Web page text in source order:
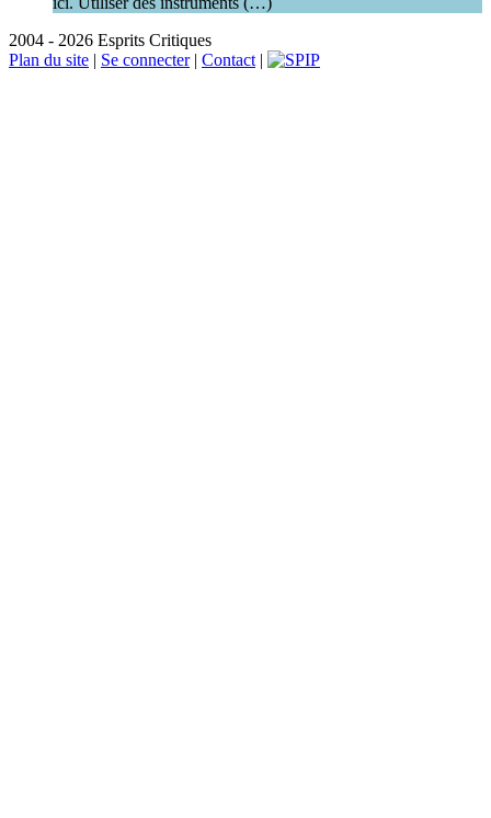
2004 - 2026 Esprits Critiques
Plan du site | Se connecter| Contact |